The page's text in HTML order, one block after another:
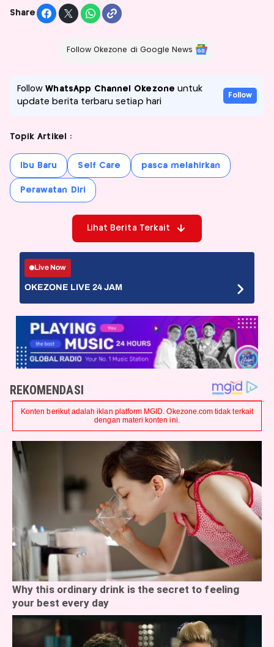
Share
Follow Okezone di Google News
FollowWhatsApp Channel Okezone untuk
update berita terbaru setiap hari
Follow
Topik Artikel :
Ibu Baru Self Care pasca melahirkan
Perawatan Diri
Lihat Berita Terkait
Live Now
OKEZONE LIVE 24 JAM